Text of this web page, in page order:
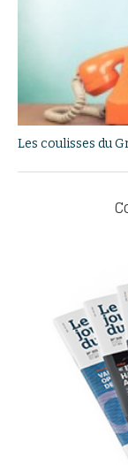
Les coulisses du